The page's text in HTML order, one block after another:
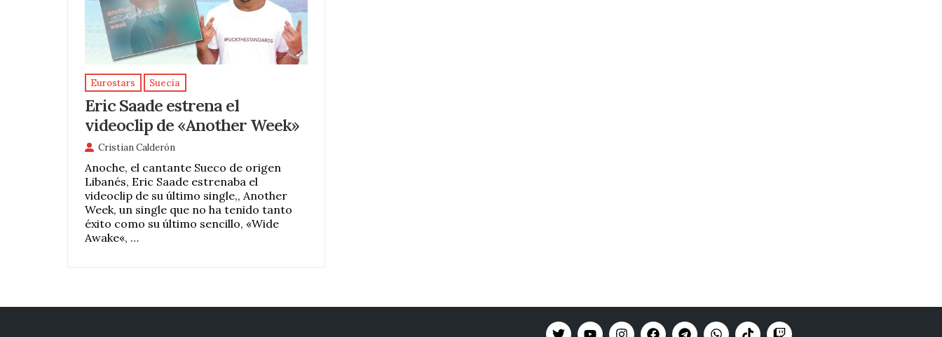
Eurostars Suecia
Eric Saade estrena el
videoclip de «Another Week»
Cristian Calderón
Anoche, el cantante Sueco de origen
Libanés, Eric Saade estrenaba el
videoclip de su último single,, Another
Week, un single que no ha tenido tanto
éxito como su último sencillo, «Wide
Awake«, …